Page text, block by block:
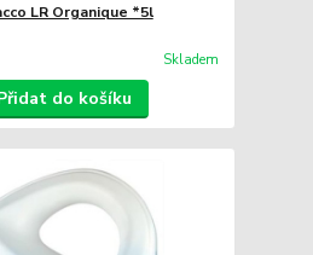
LR Organique *5l
Skladem
do košíku